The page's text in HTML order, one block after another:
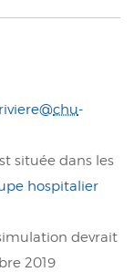
chu-
située dans les
hospitalier
devrait
2019